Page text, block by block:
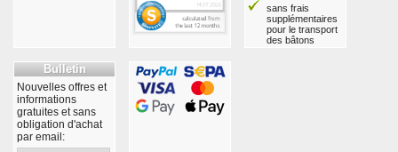
sans frais
supplémentaires
pour le transport
des bâtons
Bulletin
Nouvelles offres et
informations
gratuites et sans
obligation d'achat
par email: